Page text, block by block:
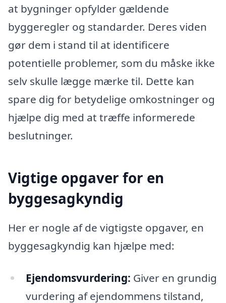
at bygninger opfylder gældende
byggeregler og standarder. Deres viden
gør dem i stand til at identificere
potentielle problemer, som du måske ikke
selv skulle lægge mærke til. Dette kan
spare dig for betydelige omkostninger og
hjælpe dig med at træffe informerede
beslutninger.
Vigtige opgaver for en
byggesagkyndig
Her er nogle af de vigtigste opgaver, en
byggesagkyndig kan hjælpe med:
Ejendomsvurdering: Giver en grundig
vurdering af ejendommens tilstand,